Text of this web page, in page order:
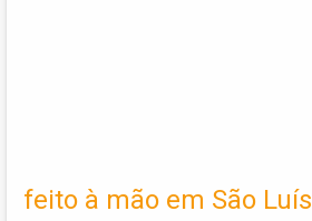
feito à mão em São Luís